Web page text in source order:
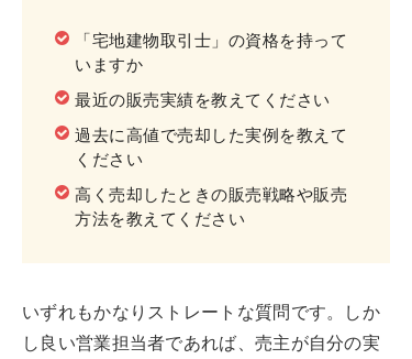
「宅地建物取引士」の資格を持って
いますか
最近の販売実績を教えてください
過去に高値で売却した実例を教えて
ください
高く売却したときの販売戦略や販売
方法を教えてください
いずれもかなりストレートな質問です。しか
し良い営業担当者であれば、売主が自分の実